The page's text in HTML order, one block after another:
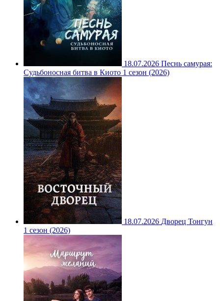
18.07.2026 Песнь самурая:
Судьбоносная битва в Киото 1 сезон (2026)
18.07.2026 Дворец Тонгун
1 сезон (2026)